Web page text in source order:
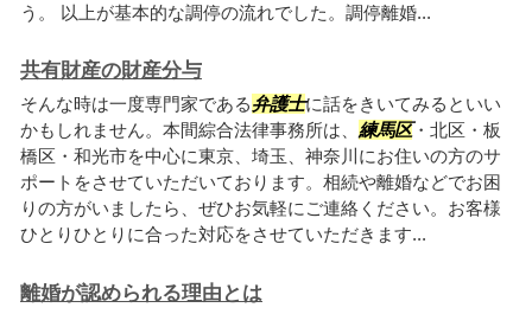
う。 以上が基本的な調停の流れでした。調停離婚...
共有財産の財産分与
そんな時は一度専門家である弁護士に話をきいてみるといい
かもしれません。本間綜合法律事務所は、 練馬区・北区・板
橋区・和光市を中心に東京、埼玉、神奈川にお住いの方のサ
ポートをさせていただいております。相続や離婚などでお困
りの方がいましたら、ぜひお気軽にご連絡ください。お客様
ひとりひとりに合った対応をさせていただきます...
離婚が認められる理由とは